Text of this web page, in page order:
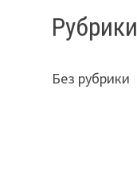
Рубрики
Без рубрики